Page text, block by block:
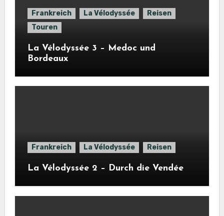
Frankreich La Vélodyssée
Reisen
Touren
La Vélodyssée 3 – Medoc und
Bordeaux
Frankreich La Vélodyssée Reisen
La Vélodyssée 2 – Durch die Vendée